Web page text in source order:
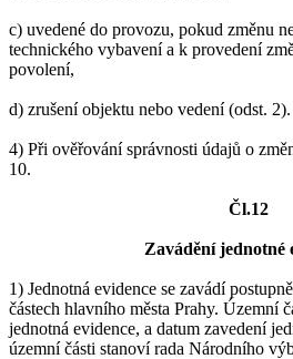
c) uvedené do provozu, pokud změnu
technického vybavení a k provedení
povolení,
d) zrušení objektu nebo vedení (odst. 2).
4) Při ověřování správnosti údajů o
10.
Čl.12
Zavádění jednotné
1) Jednotná evidence se zavádí
částech hlavního města Prahy. Územní
jednotná evidence, a datum zavedení
územní části stanoví rada Národního